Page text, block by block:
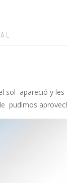
sol apareció y
pudimos